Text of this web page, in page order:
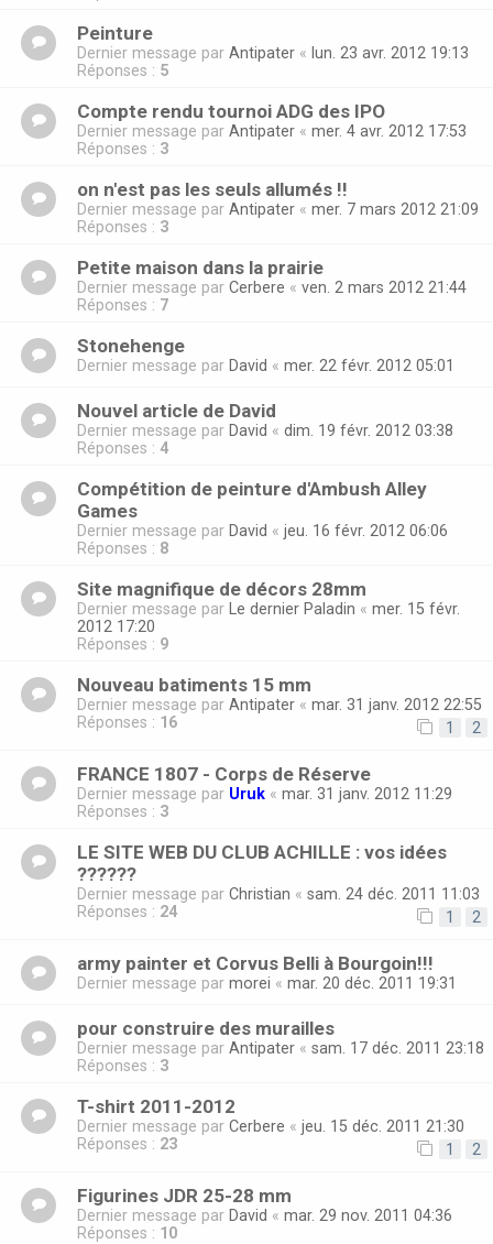
Peinture
Dernier message par Antipater « lun. 23 avr. 2012 19:13
Réponses : 5
Compte rendu tournoi ADG des IPO
Dernier message par Antipater « mer. 4 avr. 2012 17:53
Réponses : 3
on n'est pas les seuls allumés !!
Dernier message par Antipater « mer. 7 mars 2012 21:09
Réponses : 3
Petite maison dans la prairie
Dernier message par Cerbere « ven. 2 mars 2012 21:44
Réponses : 7
Stonehenge
Dernier message par David « mer. 22 févr. 2012 05:01
Nouvel article de David
Dernier message par David « dim. 19 févr. 2012 03:38
Réponses : 4
Compétition de peinture d'Ambush Alley
Games
Dernier message par David « jeu. 16 févr. 2012 06:06
Réponses : 8
Site magnifique de décors 28mm
Dernier message par Le dernier Paladin « mer. 15 févr.
2012 17:20
Réponses : 9
Nouveau batiments 15 mm
Dernier message par Antipater « mar. 31 janv. 2012 22:55
Réponses : 16 1 2
FRANCE 1807 - Corps de Réserve
Dernier message par Uruk « mar. 31 janv. 2012 11:29
Réponses : 3
LE SITE WEB DU CLUB ACHILLE : vos idées
??????
Dernier message par Christian « sam. 24 déc. 2011 11:03
Réponses : 24 1 2
army painter et Corvus Belli à Bourgoin!!!
Dernier message par morei « mar. 20 déc. 2011 19:31
pour construire des murailles
Dernier message par Antipater « sam. 17 déc. 2011 23:18
Réponses : 3
T-shirt 2011-2012
Dernier message par Cerbere « jeu. 15 déc. 2011 21:30
Réponses : 23 1 2
Figurines JDR 25-28 mm
Dernier message par David « mar. 29 nov. 2011 04:36
Réponses : 10